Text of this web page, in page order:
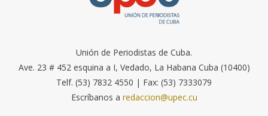
Unión de Periodistas de Cuba.
Ave. 23 # 452 esquina a I, Vedado, La Habana Cuba (10400)
Telf. (53) 7832 4550 | Fax: (53) 7333079
Escríbanos a redaccion@upec.cu